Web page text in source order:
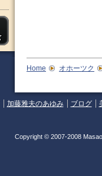
Home オホーツク
加藤雅夫のあゆみ ブログ
Copyright © 2007-2008